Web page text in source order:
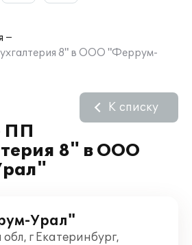
8" в ООО "Феррум-
ПП
8" в ООО
К списку
Урал"
г Екатеринбург,